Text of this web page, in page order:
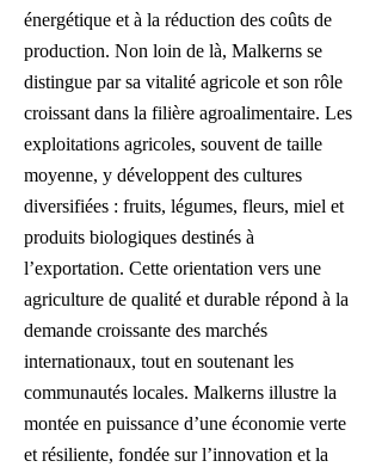
énergétique et à la réduction des coûts de
production. Non loin de là, Malkerns se
distingue par sa vitalité agricole et son rôle
croissant dans la filière agroalimentaire. Les
exploitations agricoles, souvent de taille
moyenne, y développent des cultures
diversifiées : fruits, légumes, fleurs, miel et
produits biologiques destinés à
l’exportation. Cette orientation vers une
agriculture de qualité et durable répond à la
demande croissante des marchés
internationaux, tout en soutenant les
communautés locales. Malkerns illustre la
montée en puissance d’une économie verte
et résiliente, fondée sur l’innovation et la